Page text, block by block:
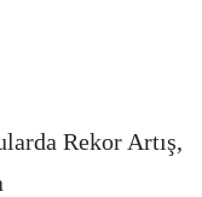
Rekor Artış,